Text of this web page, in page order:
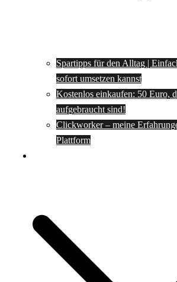
Spartipps für den Alltag |
sofort umsetzen kannst
Kostenlos einkaufen: 50 Euro,
aufgebraucht sind!
Clickworker – meine
Plattform